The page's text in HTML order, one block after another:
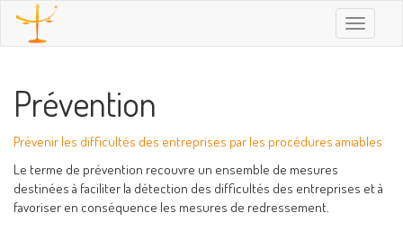
Toggle
Prévention
Prévenir les difficultés des entreprises par les procédures amiables
Le terme de prévention recouvre un ensemble de mesures
destinées à faciliter la détection des difficultés des entreprises et à
favoriser en conséquence les mesures de redressement.